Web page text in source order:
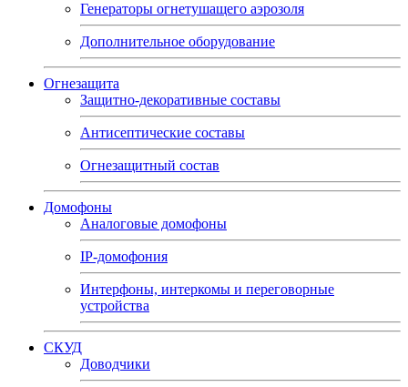
Генераторы огнетушащего аэрозоля
Дополнительное оборудование
Огнезащита
Защитно-декоративные составы
Антисептические составы
Огнезащитный состав
Домофоны
Аналоговые домофоны
IP-домофония
Интерфоны, интеркомы и переговорные
устройства
СКУД
Доводчики